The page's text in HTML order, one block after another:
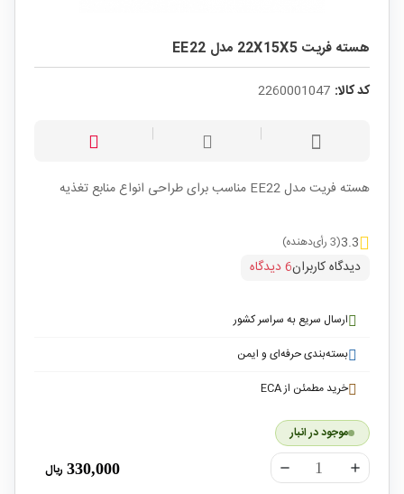
هسته فریت 22X15X5 مدل EE22
کد کالا: 2260001047
هسته فریت مدل EE22 مناسب برای طراحی انواع منابع تغذیه
3.3(3 رأی‌دهنده)
دیدگاه کاربران6 دیدگاه
ارسال سریع به سراسر کشور
بسته‌بندی حرفه‌ای و ایمن
خرید مطمئن از ECA
موجود در انبار
remove add
330,000 ریال